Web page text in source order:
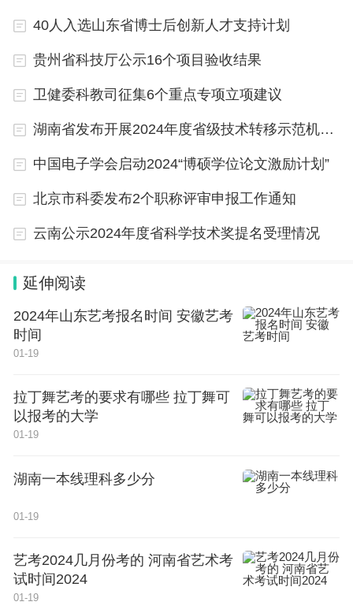
40人入选山东省博士后创新人才支持计划
贵州省科技厅公示16个项目验收结果
卫健委科教司征集6个重点专项立项建议
湖南省发布开展2024年度省级技术转移示范机构申报认定工作通知
中国电子学会启动2024“博硕学位论文激励计划”
北京市科委发布2个职称评审申报工作通知
云南公示2024年度省科学技术奖提名受理情况
延伸阅读
2024年山东艺考报名时间 安徽艺考
时间
01-19
拉丁舞艺考的要求有哪些 拉丁舞可
以报考的大学
01-19
湖南一本线理科多少分
01-19
艺考2024几月份考的 河南省艺术考
试时间2024
01-19